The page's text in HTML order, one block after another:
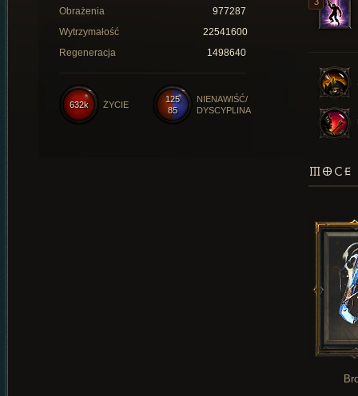
Obrażenia
977287
Wytrzymałość
22541600
Regeneracja
1498640
125
85
NIENAWIŚĆ/
DYSCYPLINA
632k ŻYCIE